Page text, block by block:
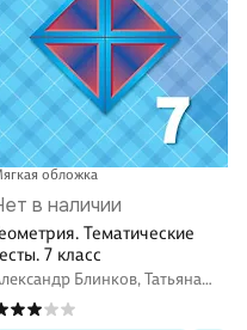
обложка
в наличии
Тематические
7 класс
Блинков, Татьяна
Мищенко